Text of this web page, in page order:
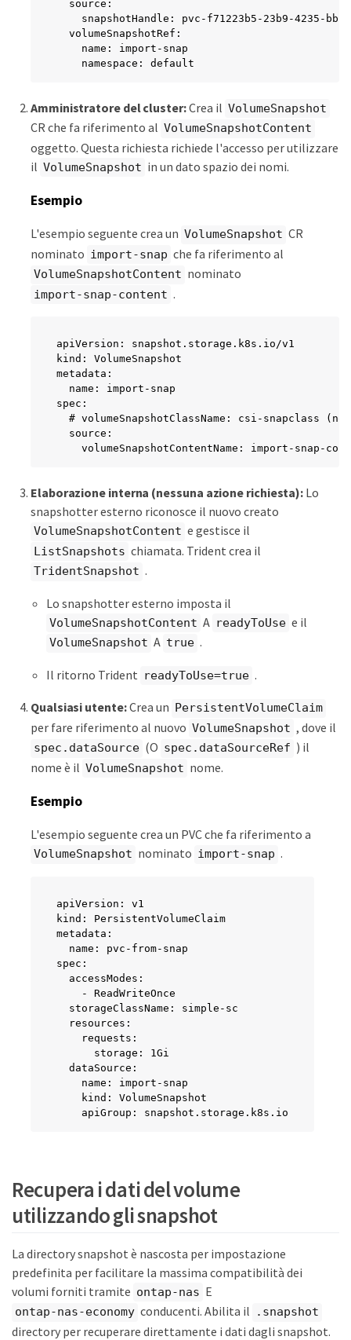
  source:
snapshotHandle: pvc-f71223b5-23b9-4235-
  volumeSnapshotRef:
    name: import-snap
    namespace: default
Amministratore del cluster:Crea il VolumeSnapshot
CR che fa riferimento al VolumeSnapshotContent
oggetto. Questa richiesta richiede l'accesso per utilizzare
il VolumeSnapshot in un dato spazio dei nomi.
Esempio
L'esempio seguente crea un VolumeSnapshot CR
nominato import-snap che fa riferimento al
VolumeSnapshotContent nominato
import-snap-content .
apiVersion: snapshot.storage.k8s.io/v1
kind: VolumeSnapshot
metadata:
  name: import-snap
spec:
# volumeSnapshotClassName: csi-snapclass
  source:
volumeSnapshotContentName: import-snap-
Elaborazione interna (nessuna azione richiesta): Lo
snapshotter esterno riconosce il nuovo creato
VolumeSnapshotContent e gestisce il
ListSnapshots chiamata. Trident crea il
TridentSnapshot .
Lo snapshotter esterno imposta il
VolumeSnapshotContent A readyToUse e il
VolumeSnapshot A true .
Il ritorno Trident readyToUse=true .
Qualsiasi utente:Crea un PersistentVolumeClaim
per fare riferimento al nuovo VolumeSnapshot , dove il
spec.dataSource (O spec.dataSourceRef ) il
nome è il VolumeSnapshot nome.
Esempio
L'esempio seguente crea un PVC che fa riferimento a
VolumeSnapshot nominato import-snap .
apiVersion: v1
kind: PersistentVolumeClaim
metadata:
  name: pvc-from-snap
spec:
  accessModes:
    - ReadWriteOnce
  storageClassName: simple-sc
  resources:
    requests:
      storage: 1Gi
  dataSource:
    name: import-snap
    kind: VolumeSnapshot
    apiGroup: snapshot.storage.k8s.io
Recupera i dati del volume
utilizzando gli snapshot
La directory snapshot è nascosta per impostazione
predefinita per facilitare la massima compatibilità dei
volumi forniti tramite ontap-nas E
ontap-nas-economy conducenti. Abilita il .snapshot
directory per recuperare direttamente i dati dagli snapshot.